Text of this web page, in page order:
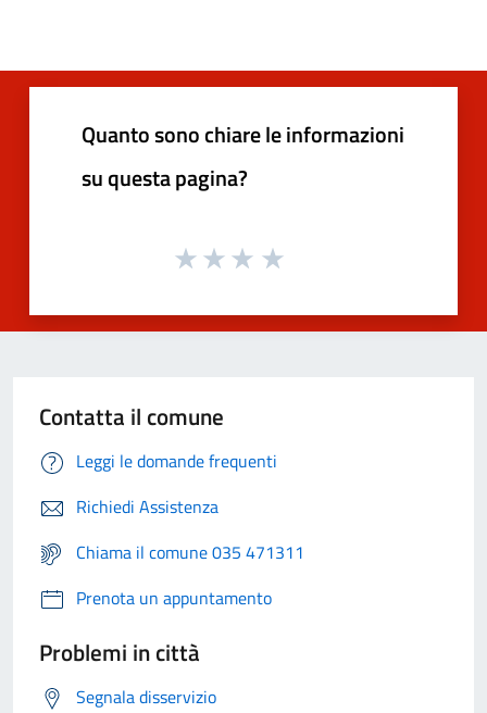
Quanto sono chiare le informazioni
su questa pagina?
Contatta il comune
Leggi le domande frequenti
Richiedi Assistenza
Chiama il comune 035 471311
Prenota un appuntamento
Problemi in città
Segnala disservizio